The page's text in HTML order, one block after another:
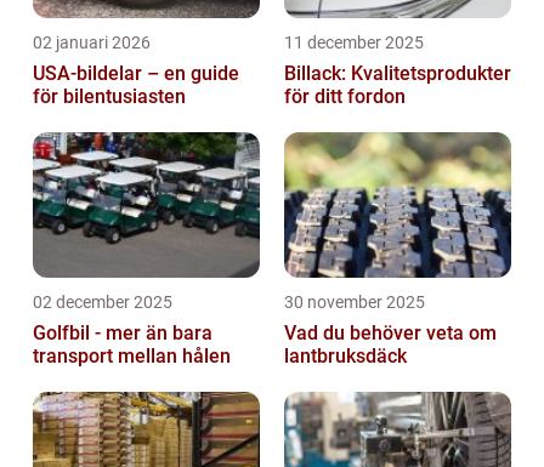
02 januari 2026
USA-bildelar – en guide
för bilentusiasten
11 december 2025
Billack: Kvalitetsprodukter
för ditt fordon
02 december 2025
Golfbil - mer än bara
transport mellan hålen
30 november 2025
Vad du behöver veta om
lantbruksdäck